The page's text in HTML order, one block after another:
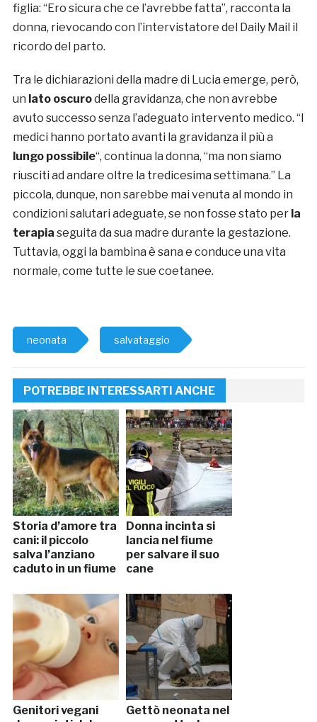
figlia: “Ero sicura che ce l’avrebbe fatta”, racconta la
donna, rievocando con l’intervistatore del Daily Mail il
ricordo del parto.
Tra le dichiarazioni della madre di Lucia emerge, però,
un lato oscurodella gravidanza, che non avrebbe
avuto successo senza l’adeguato intervento medico. “I
medici hanno portato avanti la gravidanza il più a
lungo possibile“, continua la donna, “ma non siamo
riusciti ad andare oltre la tredicesima settimana.” La
piccola, dunque, non sarebbe mai venuta al mondo in
condizioni salutari adeguate, se non fosse stato perla
terapia seguita da sua madre durante la gestazione.
Tuttavia, oggi la bambina è sana e conduce una vita
normale, come tutte le sue coetanee.
neonata salvataggio
POTREBBE INTERESSARTI ANCHE
Storia d’amore tra
cani: il piccolo
salva l’anziano
caduto in un fiume
Donna incinta si
lancia nel fiume
per salvare il suo
cane
Genitori vegani
Gettò neonata nel